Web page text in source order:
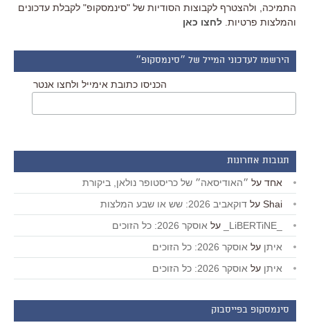
התמיכה, ולהצטרף לקבוצות הסודיות של "סינמסקופ" לקבלת עדכונים
והמלצות פרטיות. לחצו כאן
הירשמו לעדכוני המייל של ״סינמסקופ״
הכניסו כתובת אימייל ולחצו אנטר
תגובות אחרונות
אחד על ״האודיסאה״ של כריסטופר נולאן, ביקורת
Shai על דוקאביב 2026: שש או שבע המלצות
על אוסקר 2026: כל הזוכים
איתן על אוסקר 2026: כל הזוכים
איתן על אוסקר 2026: כל הזוכים
סינמסקופ בפייסבוק